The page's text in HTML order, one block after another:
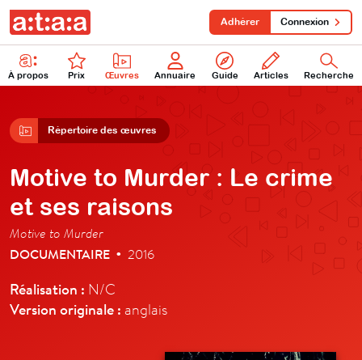
À propos Prix Œuvres Annuaire Guide Articles Recherche
Adhérer Connexion
Répertoire des œuvres
Motive to Murder : Le crime
et ses raisons
Motive to Murder
DOCUMENTAIRE • 2016
Réalisation : N/C
Version originale : anglais